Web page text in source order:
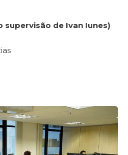
supervisão de Ivan Iunes)
PagePage